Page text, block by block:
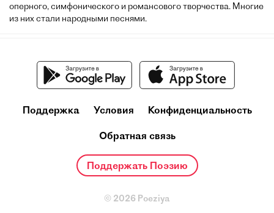
оперного, симфонического и романсового творчества. Многие
из них стали народными песнями.
Поддержка Условия Конфиденциальность
Обратная связь
Поддержать Поэзию
© 2026 Poeziya